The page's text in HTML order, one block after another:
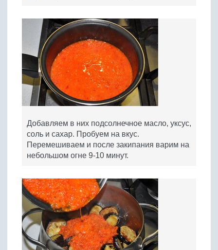
Добавляем в них подсолнечное масло, уксус,
соль и сахар. Пробуем на вкус.
Перемешиваем и после закипания варим на
небольшом огне 9-10 минут.